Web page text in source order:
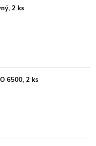
2 ks
6500, 2 ks